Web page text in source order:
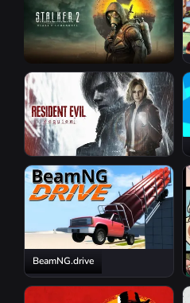
S.T.A.L.K.E.R. 2: Heart of
Chornobyl
Resident Evil Requiem
BeamNG.drive